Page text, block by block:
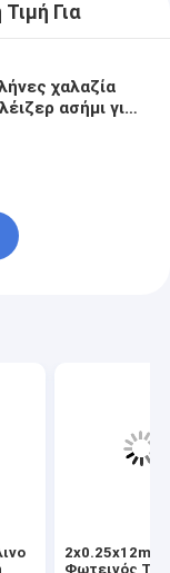
Για
χαλαζία
ασήμι για
2x0.25x12mm
Φωτεινός